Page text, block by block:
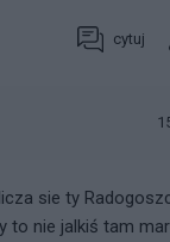
cytuj
sie ty
to nie jalkiś tam